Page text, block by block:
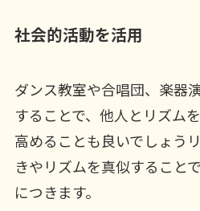
社会的活動を活用
ダンス教室や合唱団、楽器
することで、他人とリズム
高めることも良いでしょう
きやリズムを真似すること
につきます。